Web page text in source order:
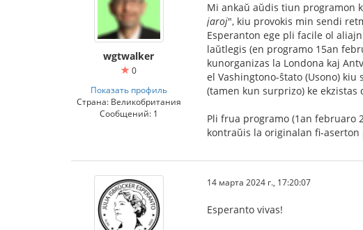
wgtwalker
0
Показать профиль
Страна: Великобритания
Сообщений: 1
Mi ankaŭ aŭdis tiun programon
jaroj", kiu provokis min sendi
Esperanton ege pli facile ol
laŭtlegis (en programo 15an
kunorganizas la Londona kaj
el Vashingtono-ŝtato (Usono)
(tamen kun surprizo) ke ekzistas
Pli frua programo (1an februaro
kontraŭis la originalan fi-
14 марта 2024 г., 17:20:07
Esperanto vivas!